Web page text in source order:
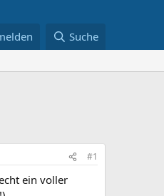
Suche
#1
ein voller